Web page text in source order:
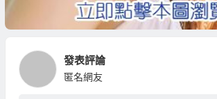
發表評論
匿名網友